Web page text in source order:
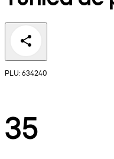
PLU: 634240
35